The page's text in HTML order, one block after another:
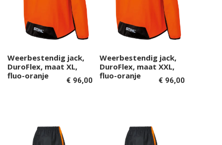
Toevoegen aan
winkelwagen
Weerbestendig jack,
DuroFlex, maat XL,
fluo-oranje
€ 96,00
Toevoegen aan
winkelwagen
Weerbestendig jack,
DuroFlex, maat XXL,
fluo-oranje
€ 96,00